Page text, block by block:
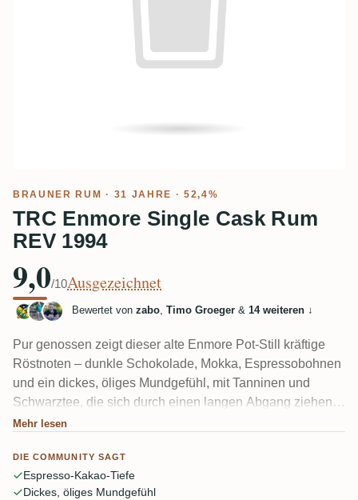
BRAUNER RUM · 31 JAHRE · 52,4%
TRC Enmore Single Cask Rum
REV 1994
9,0/10Ausgezeichnet
Bewertet von zabo, Timo Groeger & 14 weiteren ↓
Pur genossen zeigt dieser alte Enmore Pot-Still kräftige
Röstnoten – dunkle Schokolade, Mokka, Espressobohnen
und ein dickes, öliges Mundgefühl, mit Tanninen und
Schwarztee, die sich durch einen langen Abgang ziehen.
31 Jahre im Fass machen ihn „tief holzig“, ohne ins
Bitterkeit an ihrer Grenze sehen. Ein großer, trockener,
Zigarrenkisten-Guyanese für langsame Abende.
Mehr lesen
DIE COMMUNITY SAGT
Espresso-Kakao-Tiefe
Dickes, öliges Mundgefühl